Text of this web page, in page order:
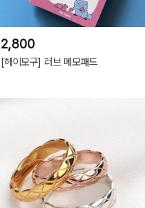
2,800
[헤이모구] 러브 메모패드